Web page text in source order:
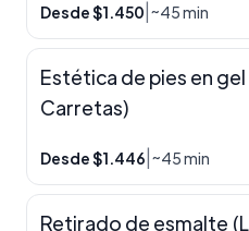
Desde $1.450 ~45 min
Estética de pies en
Carretas)
Desde $1.446 ~45 min
Retirado de esmalte